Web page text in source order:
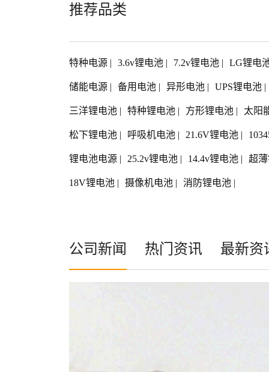
推荐品类
特种电源 | 3.6v锂电池 | 7.2v锂电池 | LG锂电
储能电源 | 备用电池 | 异形电池 | UPS锂电池 |
三洋锂电池 | 特种锂电池 | 方形锂电池 | 太阳
松下锂电池 | 呼吸机电池 | 21.6V锂电池 |
锂电池电源 | 25.2v锂电池 | 14.4v锂电池 | 超
18V锂电池 | 摄像机电池 | 消防锂电池 |
公司新闻 热门资讯 最新资